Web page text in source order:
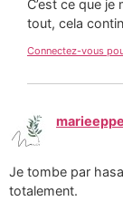
C’est ce que
tout, cela
Connectez-vous
marieeppe
Je tombe par
totalement.